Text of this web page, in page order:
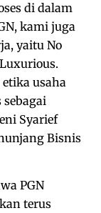
di dalam
kami juga
yaitu No
usaha
Syarief
Bisnis
PGN
terus